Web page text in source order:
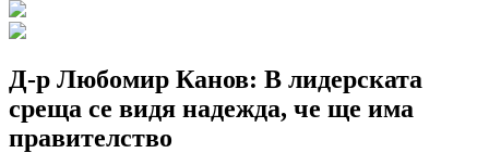
Д-р Любомир Канов: В лидерската
среща се видя надежда, че ще има
правителство